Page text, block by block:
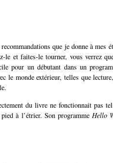
que je donne à mes
et faites-le tourner, vous verrez
pour un débutant dans un
le monde extérieur, telles que
du livre ne fonctionnait pas
à l’étrier. Son programme Hello